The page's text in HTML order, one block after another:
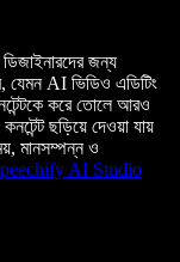
জন্য
যেমন AI ভিডিও এডিটিং
করে তোলে আরও
ছড়িয়ে দেওয়া যায়
মানসম্পন্ন ও
AI Studio